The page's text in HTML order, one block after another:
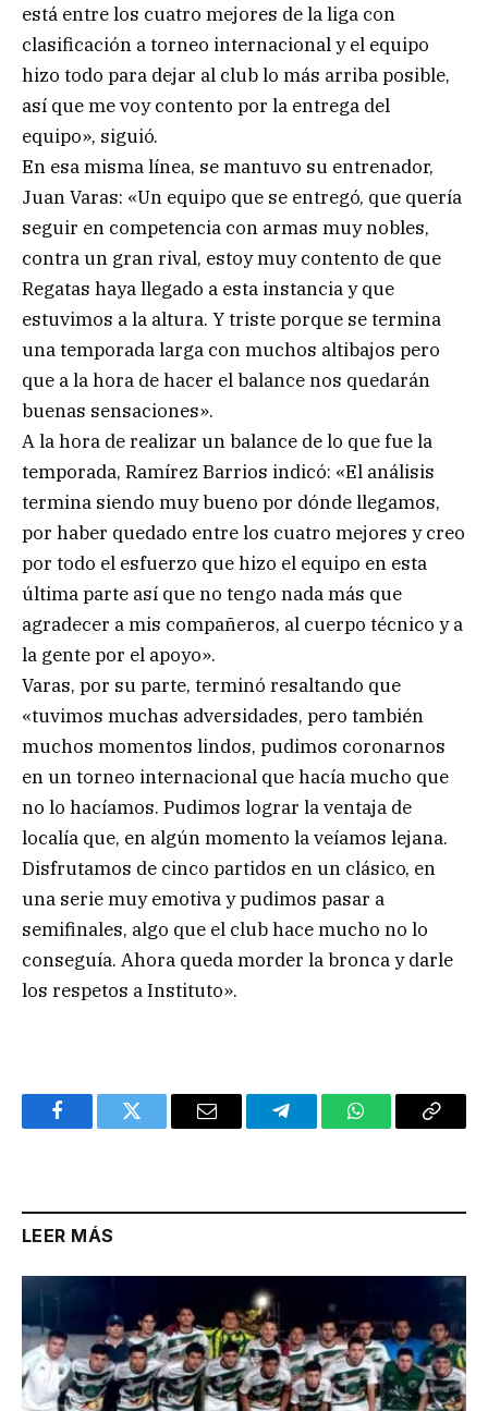
está entre los cuatro mejores de la liga con
clasificación a torneo internacional y el equipo
hizo todo para dejar al club lo más arriba posible,
así que me voy contento por la entrega del
equipo», siguió.
En esa misma línea, se mantuvo su entrenador,
Juan Varas: «Un equipo que se entregó, que quería
seguir en competencia con armas muy nobles,
contra un gran rival, estoy muy contento de que
Regatas haya llegado a esta instancia y que
estuvimos a la altura. Y triste porque se termina
una temporada larga con muchos altibajos pero
que a la hora de hacer el balance nos quedarán
buenas sensaciones».
A la hora de realizar un balance de lo que fue la
temporada, Ramírez Barrios indicó: «El análisis
termina siendo muy bueno por dónde llegamos,
por haber quedado entre los cuatro mejores y creo
por todo el esfuerzo que hizo el equipo en esta
última parte así que no tengo nada más que
agradecer a mis compañeros, al cuerpo técnico y a
la gente por el apoyo».
Varas, por su parte, terminó resaltando que
«tuvimos muchas adversidades, pero también
muchos momentos lindos, pudimos coronarnos
en un torneo internacional que hacía mucho que
no lo hacíamos. Pudimos lograr la ventaja de
localía que, en algún momento la veíamos lejana.
Disfrutamos de cinco partidos en un clásico, en
una serie muy emotiva y pudimos pasar a
semifinales, algo que el club hace mucho no lo
conseguía. Ahora queda morder la bronca y darle
los respetos a Instituto».
FacebookTwitter Email TelegramWhatsAppCopy
LEER MÁS